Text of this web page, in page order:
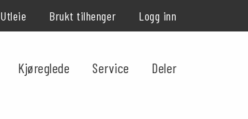
Utleie Brukt tilhenger Logg inn
Kjøreglede Service Deler